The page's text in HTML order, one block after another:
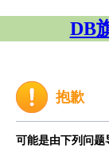
DB
抱歉
可能是由下列问题